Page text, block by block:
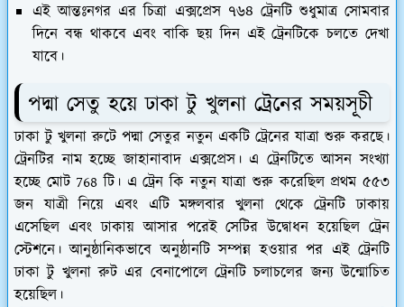
এই আন্তঃনগর এর চিত্রা এক্সপ্রেস ৭৬৪ ট্রেনটি শুধুমাত্র সোমবার
দিনে বন্ধ থাকবে এবং বাকি ছয় দিন এই ট্রেনটিকে চলতে দেখা
যাবে।
পদ্মা সেতু হয়ে ঢাকা টু খুলনা ট্রেনের সময়সূচী
ঢাকা টু খুলনা রুটে পদ্মা সেতুর নতুন একটি ট্রেনের যাত্রা শুরু করছে।
ট্রেনটির নাম হচ্ছে জাহানাবাদ এক্সপ্রেস। এ ট্রেনটিতে আসন সংখ্যা
হচ্ছে মোট 768 টি। এ ট্রেন কি নতুন যাত্রা শুরু করেছিল প্রথম ৫৫৩
জন যাত্রী নিয়ে এবং এটি মঙ্গলবার খুলনা থেকে ট্রেনটি ঢাকায়
এসেছিল এবং ঢাকায় আসার পরেই সেটির উদ্বোধন হয়েছিল ট্রেন
স্টেশনে। আনুষ্ঠানিকভাবে অনুষ্ঠানটি সম্পন্ন হওয়ার পর এই ট্রেনটি
ঢাকা টু খুলনা রুট এর বেনাপোলে ট্রেনটি চলাচলের জন্য উন্মোচিত
হয়েছিল।